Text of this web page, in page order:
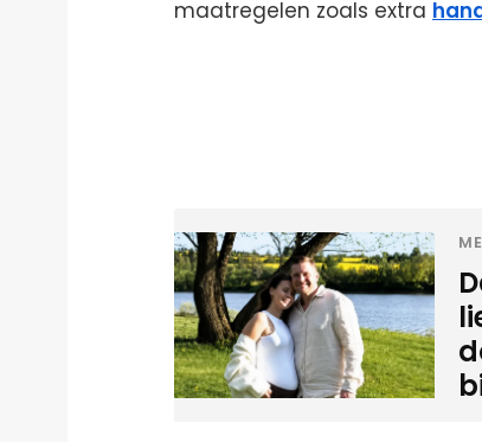
maatregelen zoals extra